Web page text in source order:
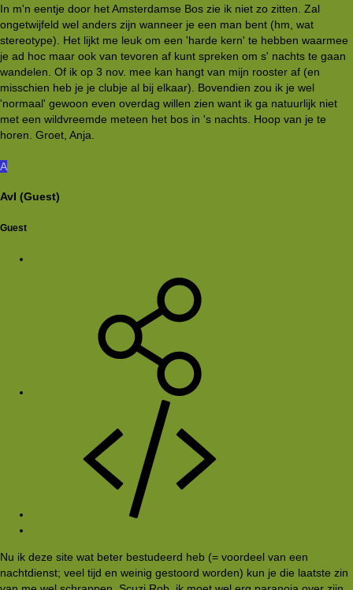
In m'n eentje door het Amsterdamse Bos zie ik niet zo zitten. Zal
ongetwijfeld wel anders zijn wanneer je een man bent (hm, wat
stereotype). Het lijkt me leuk om een 'harde kern' te hebben waarmee
je ad hoc maar ook van tevoren af kunt spreken om s' nachts te gaan
wandelen. Of ik op 3 nov. mee kan hangt van mijn rooster af (en
misschien heb je je clubje al bij elkaar). Bovendien zou ik je wel
'normaal' gewoon even overdag willen zien want ik ga natuurlijk niet
met een wildvreemde meteen het bos in 's nachts. Hoop van je te
horen. Groet, Anja.
A
AvI (Guest)
Guest
Nu ik deze site wat beter bestudeerd heb (= voordeel van een
nachtdienst; veel tijd en weinig gestoord worden) kun je die laatste zin